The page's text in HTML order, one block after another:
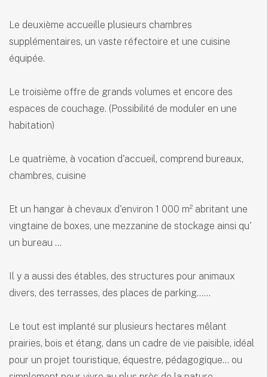
Le deuxième accueille plusieurs chambres
supplémentaires, un vaste réfectoire et une cuisine
équipée.
Le troisième offre de grands volumes et encore des
espaces de couchage. (Possibilité de moduler en une
habitation)
Le quatrième, à vocation d'accueil, comprend bureaux,
chambres, cuisine
Et un hangar à chevaux d'environ 1 000 m² abritant une
vingtaine de boxes, une mezzanine de stockage ainsi qu'
un bureau ...
Il y a aussi des étables, des structures pour animaux
divers, des terrasses, des places de parking......
Le tout est implanté sur plusieurs hectares mêlant
prairies, bois et étang, dans un cadre de vie paisible, idéal
pour un projet touristique, équestre, pédagogique… ou